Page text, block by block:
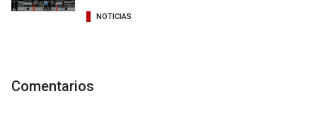
NOTICIAS
Comentarios